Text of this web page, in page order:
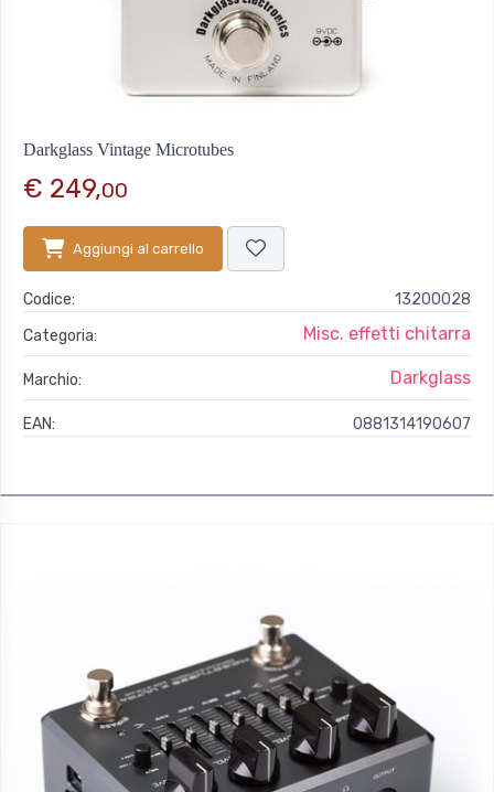
Darkglass Vintage Microtubes
€ 249,00
Aggiungi al carrello
Codice:
13200028
Categoria:
Misc. effetti chitarra
Marchio: Darkglass
EAN: 0881314190607